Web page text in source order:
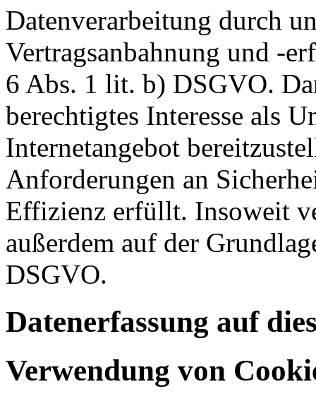
Datenverarbeitung durch
Vertragsanbahnung und -
6 Abs. 1 lit. b) DSGVO.
berechtigtes Interesse als
Internetangebot
Anforderungen an
Effizienz erfüllt. Insoweit
außerdem auf der
DSGVO.
Datenerfassung auf
Verwendung von